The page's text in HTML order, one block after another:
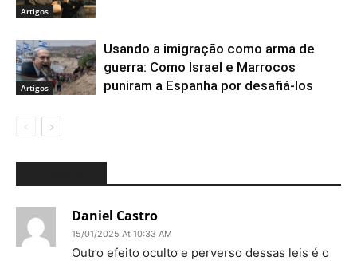
Artigos
Artigos
Usando a imigração como arma de
guerra: Como Israel e Marrocos
puniram a Espanha por desafiá-los
Daniel Castro
15/01/2025 At 10:33 AM
Outro efeito oculto e perverso dessas leis é o